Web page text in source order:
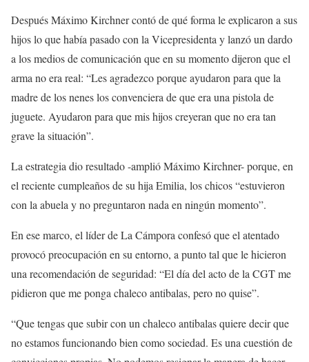
Después Máximo Kirchner contó de qué forma le explicaron a sus
hijos lo que había pasado con la Vicepresidenta y lanzó un dardo
a los medios de comunicación que en su momento dijeron que el
arma no era real: “Les agradezco porque ayudaron para que la
madre de los nenes los convenciera de que era una pistola de
juguete. Ayudaron para que mis hijos creyeran que no era tan
grave la situación”.
La estrategia dio resultado -amplió Máximo Kirchner- porque, en
el reciente cumpleaños de su hija Emilia, los chicos “estuvieron
con la abuela y no preguntaron nada en ningún momento”.
En ese marco, el líder de La Cámpora confesó que el atentado
provocó preocupación en su entorno, a punto tal que le hicieron
una recomendación de seguridad: “El día del acto de la CGT me
pidieron que me ponga chaleco antibalas, pero no quise”.
“Que tengas que subir con un chaleco antibalas quiere decir que
no estamos funcionando bien como sociedad. Es una cuestión de